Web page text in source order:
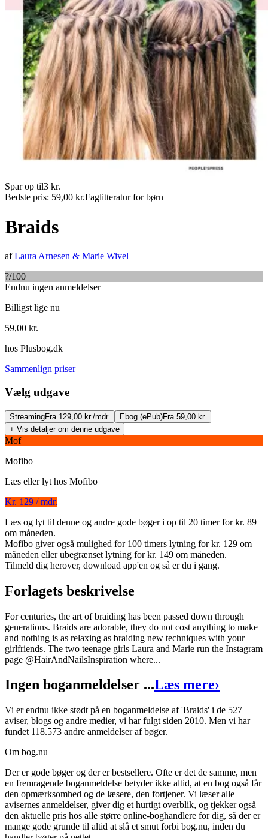
Spar op til3 kr.
Bedste pris: 59,00 kr.Faglitteratur for børn
Braids
afLaura Arnesen & Marie Wivel
?/100
Endnu ingen anmeldelser
Billigst lige nu
59,00 kr.
hos Plusbog.dk
Sammenlign priser
Vælg udgave
StreamingFra 129,00 kr./mdr. Ebog (ePub)Fra 59,00 kr.
+ Vis detaljer om denne udgave
Forfattere:Laura Arnesen
Format:Ebog (ePub)
ISBN:9788771592597
Forlag: People's
Udgivet: 28. august 2014
Mof
Mofibo
Læs eller lyt hos Mofibo
Kr. 129 / mdr.
Læs og lyt til denne og andre gode bøger i op til 20 timer for kr. 89
om måneden.
Mofibo giver også mulighed for 100 timers lytning for kr. 129 om
måneden eller ubegrænset lytning for kr. 149 om måneden.
Tilmeld dig herover, download app'en og så er du i gang.
Forlagets beskrivelse
For centuries, the art of braiding has been passed down through
generations. Braids are adorable, they do not cost anything to make
and nothing is as relaxing as braiding new techniques with your
girlfriends. The two teenage girls Laura and Marie run the Instagram
page @HairAndNailsInspiration where...
Ingen boganmeldelser ...Læs mere›
Vi er endnu ikke stødt på en boganmeldelse af 'Braids' i de 527
aviser, blogs og andre medier, vi har fulgt siden 2010. Men vi har
fundet 118.573 andre anmeldelser af bøger.
Om bog.nu
Der er gode bøger og der er bestsellere. Ofte er det de samme, men
en fremragende boganmeldelse betyder ikke altid, at en bog også får
den opmærksomhed og de læsere, den fortjener. Vi læser alle
avisernes anmeldelser, giver dig et hurtigt overblik, og tjekker også
den aktuelle pris hos alle større online-boghandlere for dig, så der er
mange gode grunde til altid at slå et smut forbi bog.nu, inden du